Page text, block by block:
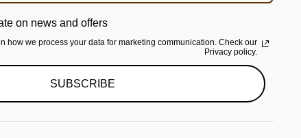
on news and offers
how we process your data for marketing communication. Check our
Privacy policy.
SUBSCRIBE